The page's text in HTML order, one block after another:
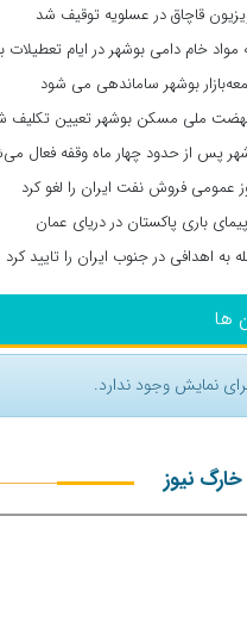
قاچاق در عسلویه توقیف شد
مواد خام دامی بوشهر در ایام تعطیلات
بوشهر ساماندهی می‌ شود
ملی مسکن بوشهر تعیین تکلیف
پس از حدود چهار ماه وقفه فعال
عمومی فروش نفت ایران را لغو کرد
باری پاکستان در دریای عمان
به اهدافی در جنوب ایران را تایید کرد
ها
نمایش وجود ندارد.
نیوز